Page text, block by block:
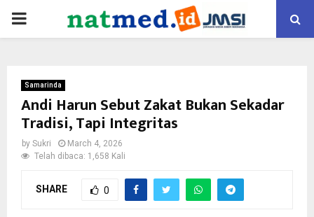
PRIMARY
Samarinda
Andi Harun Sebut Zakat Bukan Sekadar
Tradisi, Tapi Integritas
by Sukri
March 4, 2026
Telah dibaca: 1,658 Kali
SHARE 0